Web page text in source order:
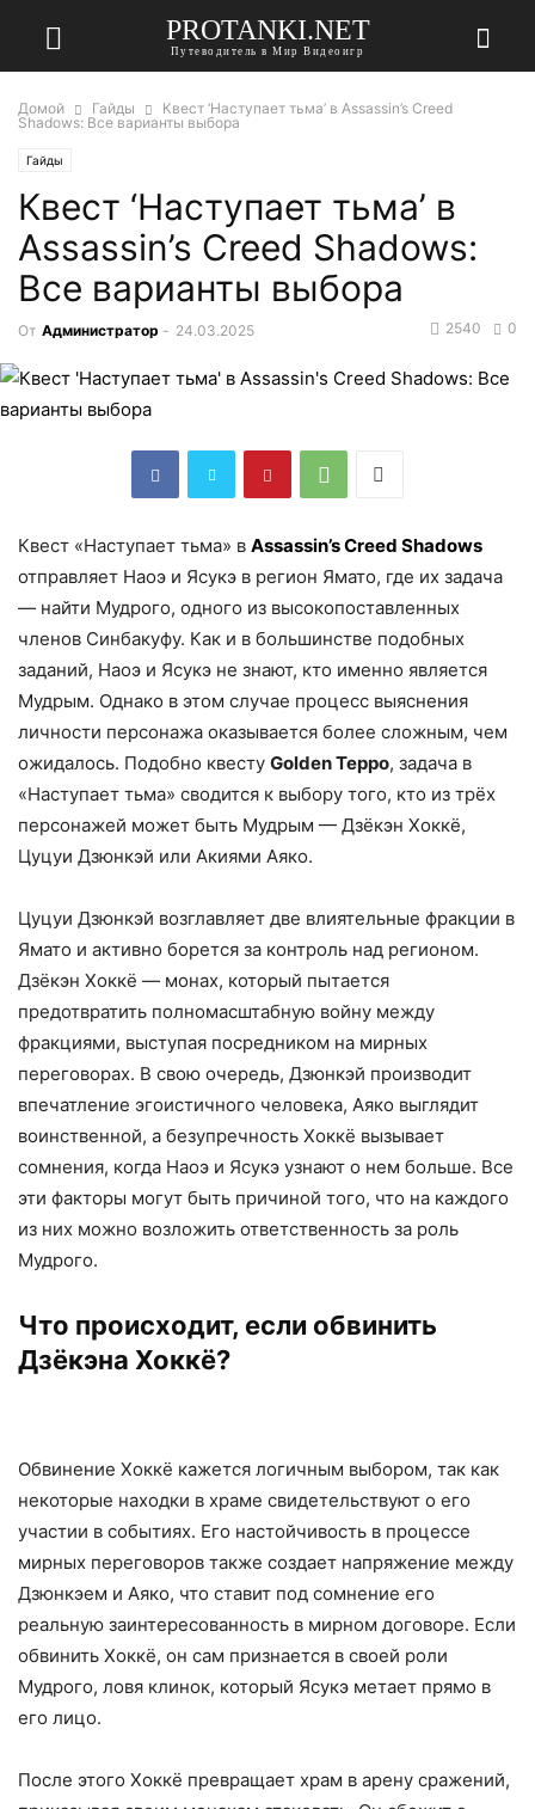
PROTANKI.NET
Путеводитель в Мир Видеоигр
Домой Гайды
Квест ‘Наступает тьма’ в Assassin’s Creed
Shadows: Все варианты выбора
Гайды
Квест ‘Наступает тьма’ в
Assassin’s Creed Shadows:
Все варианты выбора
От Администратор - 24.03.2025 0
2540
Квест «Наступает тьма» в Assassin’s Creed Shadows
отправляет Наоэ и Ясукэ в регион Ямато, где их задача
— найти Мудрого, одного из высокопоставленных
членов Синбакуфу. Как и в большинстве подобных
заданий, Наоэ и Ясукэ не знают, кто именно является
Мудрым. Однако в этом случае процесс выяснения
личности персонажа оказывается более сложным, чем
ожидалось. Подобно квесту Golden Teppo, задача в
«Наступает тьма» сводится к выбору того, кто из трёх
персонажей может быть Мудрым — Дзёкэн Хоккё,
Цуцуи Дзюнкэй или Акиями Аяко.
Цуцуи Дзюнкэй возглавляет две влиятельные фракции в
Ямато и активно борется за контроль над регионом.
Дзёкэн Хоккё — монах, который пытается
предотвратить полномасштабную войну между
фракциями, выступая посредником на мирных
переговорах. В свою очередь, Дзюнкэй производит
впечатление эгоистичного человека, Аяко выглядит
воинственной, а безупречность Хоккё вызывает
сомнения, когда Наоэ и Ясукэ узнают о нем больше. Все
эти факторы могут быть причиной того, что на каждого
из них можно возложить ответственность за роль
Мудрого.
Что происходит, если обвинить
Дзёкэна Хоккё?
Обвинение Хоккё кажется логичным выбором, так как
некоторые находки в храме свидетельствуют о его
участии в событиях. Его настойчивость в процессе
мирных переговоров также создает напряжение между
Дзюнкэем и Аяко, что ставит под сомнение его
реальную заинтересованность в мирном договоре. Если
обвинить Хоккё, он сам признается в своей роли
Мудрого, ловя клинок, который Ясукэ метает прямо в
его лицо.
После этого Хоккё превращает храм в арену сражений,